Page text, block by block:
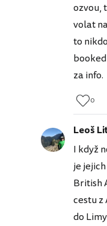
ozvou,
volat
to
za info.
0
Leoš
I když
je
British
cestu
do